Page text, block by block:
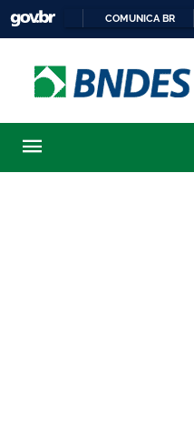
COMUNICA BR